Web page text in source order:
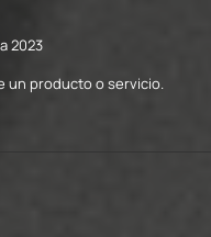
2023
un producto o servicio.